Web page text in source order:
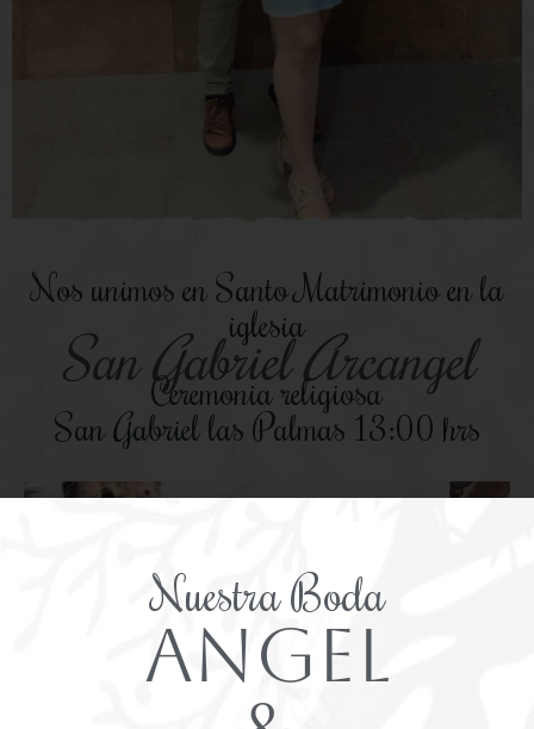
Nos unimos en Santo Matrimonio en la
iglesia
San Gabriel Arcangel
Ceremonia religiosa
San Gabriel las Palmas 13:00 hrs
Nuestra Boda
Angel